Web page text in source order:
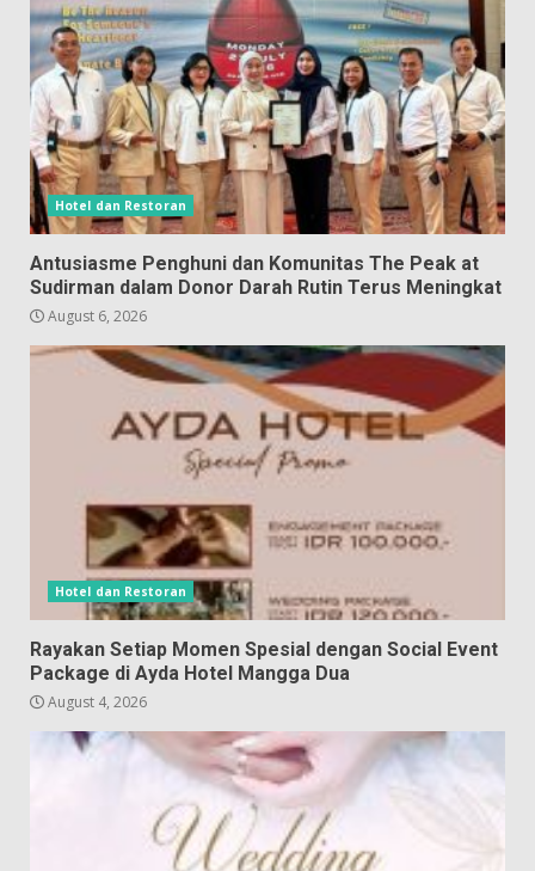
Hotel dan Restoran
Antusiasme Penghuni dan Komunitas The Peak at
Sudirman dalam Donor Darah Rutin Terus Meningkat
August 6, 2026
Hotel dan Restoran
Rayakan Setiap Momen Spesial dengan Social Event
Package di Ayda Hotel Mangga Dua
August 4, 2026